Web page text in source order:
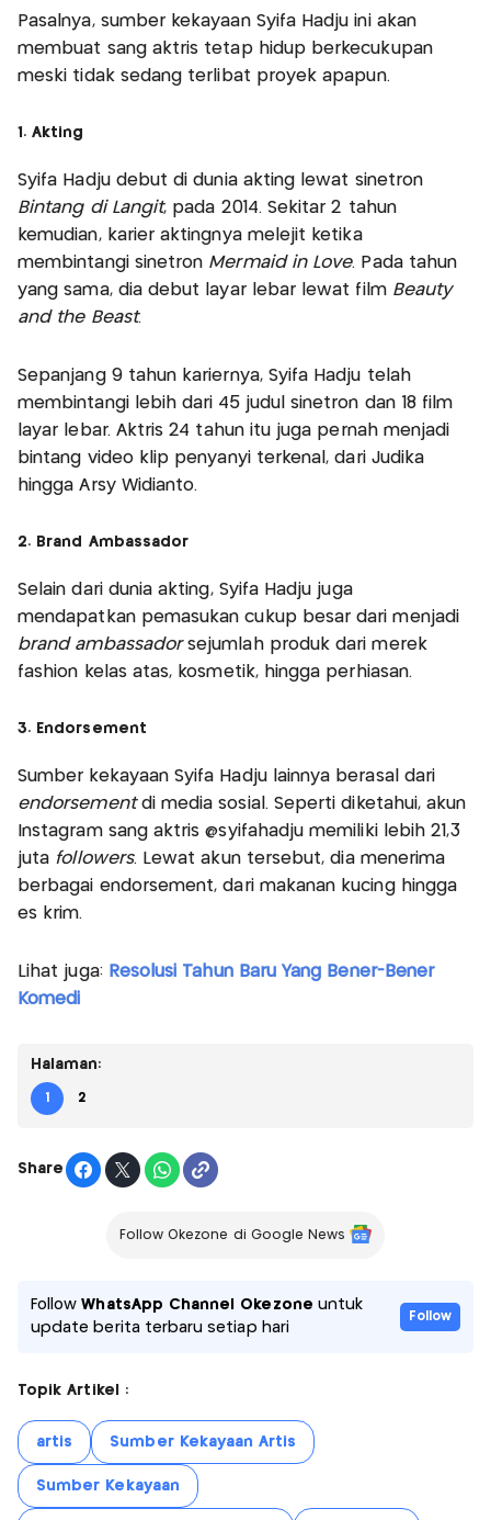
Pasalnya, sumber kekayaan Syifa Hadju ini akan
membuat sang aktris tetap hidup berkecukupan
meski tidak sedang terlibat proyek apapun.
1. Akting
Syifa Hadju debut di dunia akting lewat sinetron
Bintang di Langit, pada 2014. Sekitar 2 tahun
kemudian, karier aktingnya melejit ketika
membintangi sinetron Mermaid in Love. Pada tahun
yang sama, dia debut layar lebar lewat film Beauty
and the Beast.
Sepanjang 9 tahun kariernya, Syifa Hadju telah
membintangi lebih dari 45 judul sinetron dan 18 film
layar lebar. Aktris 24 tahun itu juga pernah menjadi
bintang video klip penyanyi terkenal, dari Judika
hingga Arsy Widianto.
2. Brand Ambassador
Selain dari dunia akting, Syifa Hadju juga
mendapatkan pemasukan cukup besar dari menjadi
brand ambassadorsejumlah produk dari merek
fashion kelas atas, kosmetik, hingga perhiasan.
3. Endorsement
Sumber kekayaan Syifa Hadju lainnya berasal dari
endorsement di media sosial. Seperti diketahui, akun
Instagram sang aktris @syifahadju memiliki lebih 21,3
juta followers. Lewat akun tersebut, dia menerima
berbagai endorsement, dari makanan kucing hingga
es krim.
Lihat juga: Resolusi Tahun Baru Yang Bener-Bener
Komedi
Halaman:
1 2
Share
Follow Okezone di Google News
FollowWhatsApp Channel Okezone untuk
update berita terbaru setiap hari
Follow
Topik Artikel :
artis Sumber Kekayaan Artis
Sumber Kekayaan